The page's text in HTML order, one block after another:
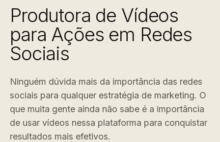
Produtora de Vídeos
para Ações em Redes
Sociais
Ninguém dúvida mais da importância das redes
sociais para qualquer estratégia de marketing. O
que muita gente ainda não sabe é a importância
de usar vídeos nessa plataforma para conquistar
resultados mais efetivos.